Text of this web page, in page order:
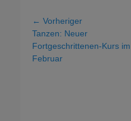
Beitragsnavigation
← Vorheriger
Vorheriger
Beitrag:
Tanzen: Neuer
Fortgeschrittenen-Kurs im
Februar